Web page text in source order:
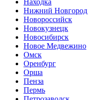
Находка
Нижний Новгород
Новороссийск
Новокузнецк
Новосибирск
Новое Медвежино
Омск
Оренбург
Орша
Пенза
Пермь